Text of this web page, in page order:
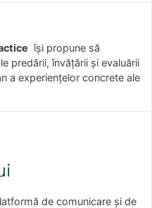
îşi propune să
predării, învăţării şi evaluării
a experienţelor concrete ale
de comunicare și de